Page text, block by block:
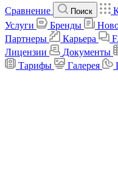
Сравнение
Поиск
Услуги
Бренды
Партнеры
Карьера
Лицензии
Документы
Тарифы
Галерея